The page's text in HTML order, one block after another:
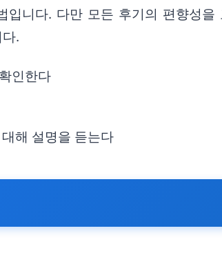
니다. 다만 모든 후기의 편향성
.
인한다
해 설명을 듣는다